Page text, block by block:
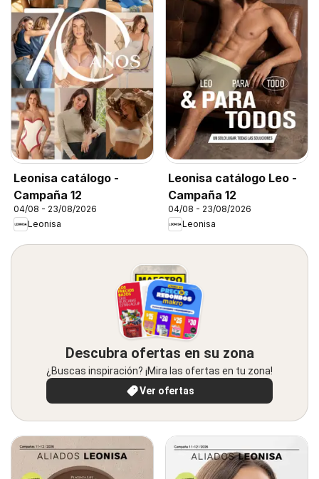
Leonisa catálogo -
Campaña 12
04/08 - 23/08/2026
Leonisa
Leonisa catálogo Leo -
Campaña 12
04/08 - 23/08/2026
Leonisa
Descubra ofertas en su zona
¿Buscas inspiración? ¡Mira las ofertas en tu zona!
Ver ofertas